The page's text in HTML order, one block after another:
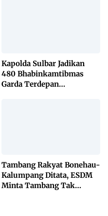
Kapolda Sulbar Jadikan
480 Bhabinkamtibmas
Garda Terdepan
Tambang Rakyat Bonehau-
Kalumpang Ditata, ESDM
Minta Tambang Tak